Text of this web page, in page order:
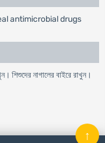
antimicrobial drugs
শিশুদের নাগালের বাইরে রাখুন।
↑